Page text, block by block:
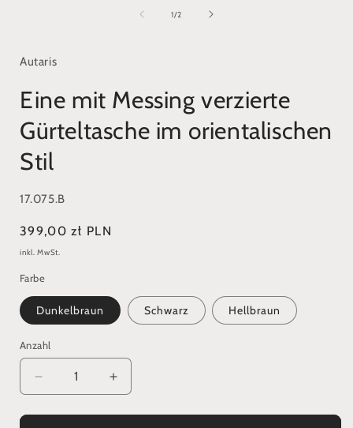
1/von
2
Autaris
Eine mit Messing verzierte
Gürteltasche im orientalischen
Stil
SKU:
17.075.B
Normaler
Preis
399,00 zł PLN
inkl. MwSt.
Farbe
Dunkelbraun Schwarz Hellbraun
Anzahl
Verringere
die
Menge
Erhöhe
die
Menge